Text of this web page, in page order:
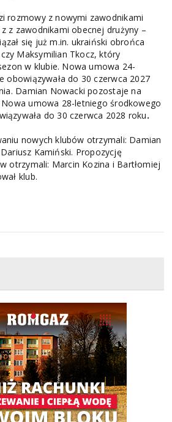
rozmowy z nowymi zawodnikami
z zawodnikami obecnej drużyny –
się już m.in. ukraiński obrońca
Maksymilian Tkocz, który
w klubie. Nowa umowa 24-
obowiązywała do 30 czerwca 2027
Damian Nowacki pozostaje na
Nowa umowa 28-letniego środkowego
do 30 czerwca 2028 roku.
nowych klubów otrzymali: Damian
Kamiński. Propozycję
otrzymali: Marcin Kozina i Bartłomiej
klub.